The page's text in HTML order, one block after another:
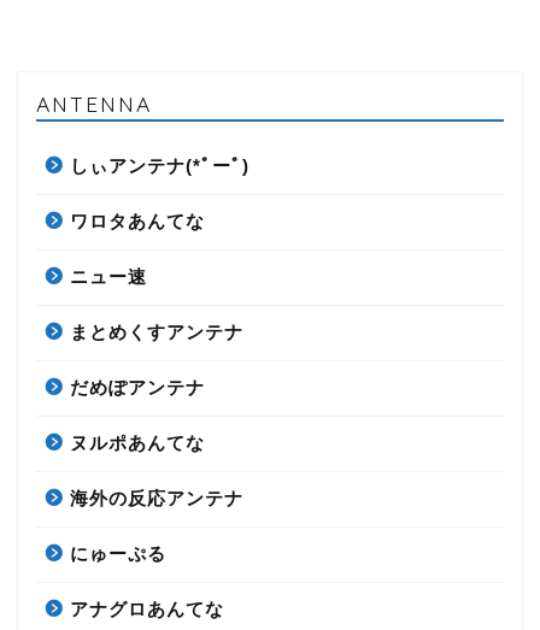
ANTENNA
しぃアンテナ(*ﾟーﾟ)
ワロタあんてな
ニュー速
まとめくすアンテナ
だめぽアンテナ
ヌルポあんてな
海外の反応アンテナ
にゅーぷる
アナグロあんてな